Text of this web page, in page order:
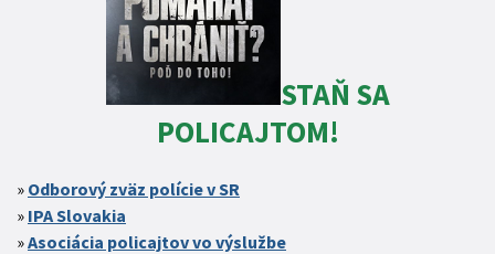
STAŇ SA
POLICAJTOM!
Odborový zväz polície v SR
IPA Slovakia
Asociácia policajtov vo výslužbe